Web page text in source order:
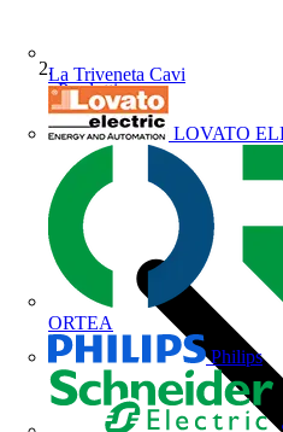
La Triveneta Cavi
LOVATO
ORTEA
Philips
Prodotti